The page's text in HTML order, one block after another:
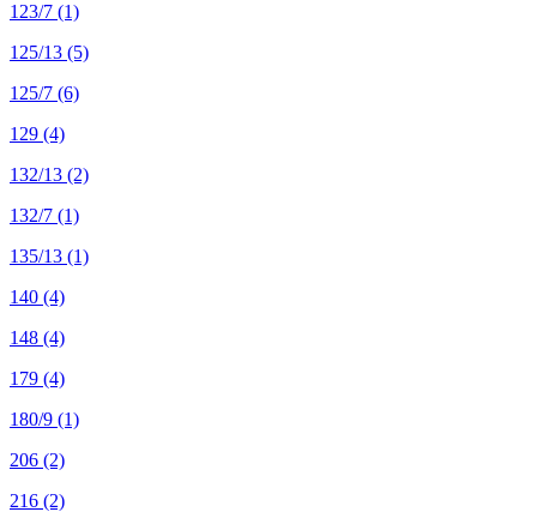
123/7 (1)
125/13 (5)
125/7 (6)
129 (4)
132/13 (2)
132/7 (1)
135/13 (1)
140 (4)
148 (4)
179 (4)
180/9 (1)
206 (2)
216 (2)